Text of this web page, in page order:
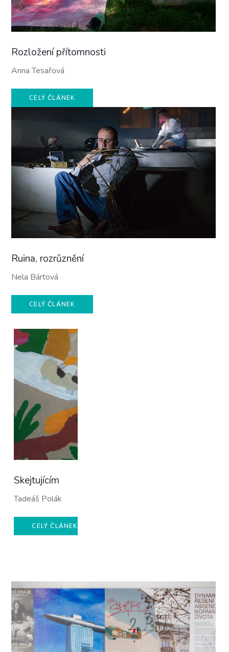
Rozložení přítomnosti
Anna Tesařová
CELÝ ČLÁNEK
Ruina, rozrůznění
Nela Bártová
CELÝ ČLÁNEK
Skejtujícím
Tadeáš Polák
CELÝ ČLÁNEK